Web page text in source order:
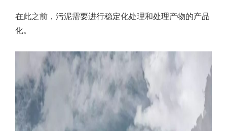
在此之前，污泥需要进行稳定化处理和处理产物的产品
化。